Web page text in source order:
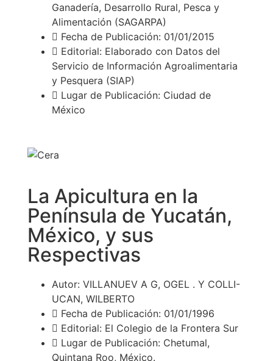
Ganadería, Desarrollo Rural, Pesca y
Alimentación (SAGARPA)
Fecha de Publicación: 01/01/2015
Editorial: Elaborado con Datos del
Servicio de Información Agroalimentaria
y Pesquera (SIAP)
Lugar de Publicación: Ciudad de
México
La Apicultura en la
Península de Yucatán,
México, y sus
Respectivas
Autor: VILLANUEV A G, OGEL . Y COLLI-
UCAN, WILBERTO
Fecha de Publicación: 01/01/1996
Editorial: El Colegio de la Frontera Sur
Lugar de Publicación: Chetumal,
Quintana Roo, México.